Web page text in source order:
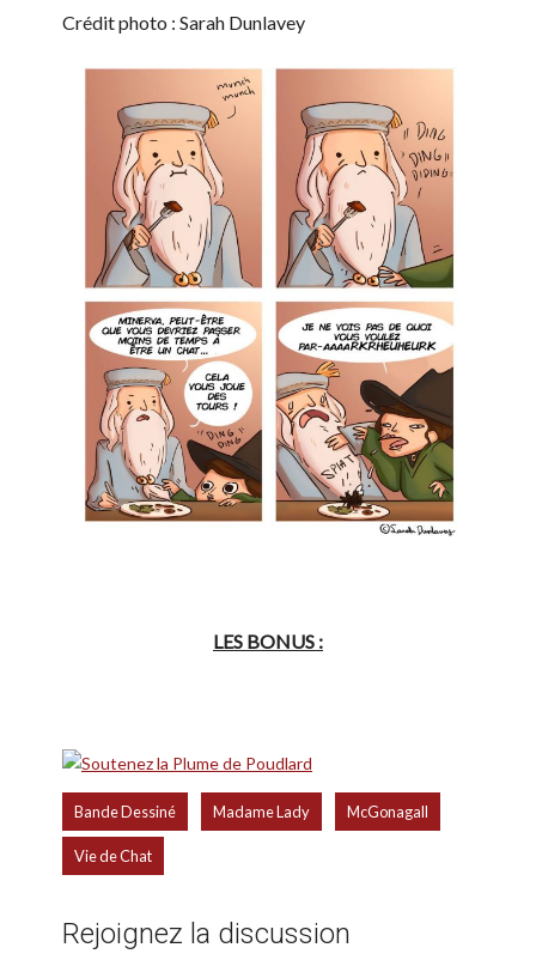
Crédit photo : Sarah Dunlavey
LES BONUS :
Bande Dessiné Madame Lady McGonagall
Vie de Chat
Rejoignez la discussion